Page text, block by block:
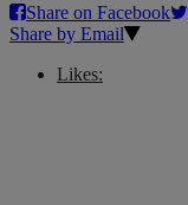
Share on Facebook
Share by Email
Likes: